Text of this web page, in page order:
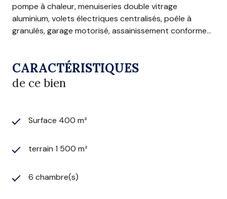
pompe à chaleur, menuiseries double vitrage
aluminium, volets électriques centralisés, poêle à
granulés, garage motorisé, assainissement conforme...
CARACTÉRISTIQUES
de ce bien
Surface 400 m²
terrain 1 500 m²
6 chambre(s)